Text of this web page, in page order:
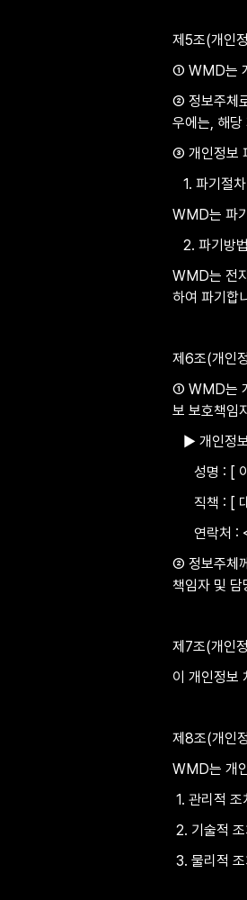
제5조(개인
① WMD는
② 정보주체
우에는, 해
③ 개인정보
1. 파기절차
WMD는 파
2. 파기방법
WMD는 전
하여 파기합
제6조(개인
① WMD는
보 보호책임
▶ 개인정
성명 : [
직책 : [
연락처 :
② 정보주체
책임자 및
제7조(개인
이 개인정보
제8조(개인
WMD는 개
1. 관리적
2. 기술적
3. 물리적